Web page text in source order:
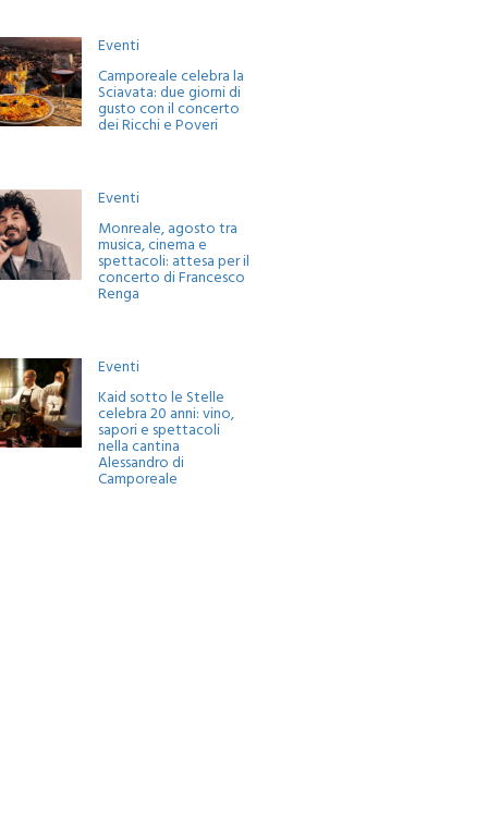
Eventi
Camporeale celebra la
Sciavata: due giorni di
gusto con il concerto
dei Ricchi e Poveri
Eventi
Monreale, agosto tra
musica, cinema e
spettacoli: attesa per il
concerto di Francesco
Renga
Eventi
Kaid sotto le Stelle
celebra 20 anni: vino,
sapori e spettacoli
nella cantina
Alessandro di
Camporeale